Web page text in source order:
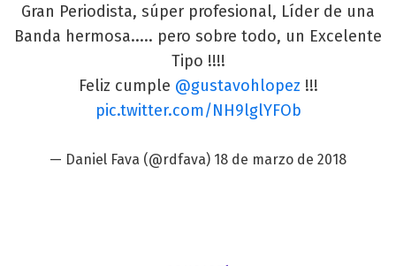
Gran Periodista, súper profesional, Líder de una
Banda hermosa..... pero sobre todo, un Excelente
Tipo !!!!
Feliz cumple @gustavohlopez !!!
pic.twitter.com/NH9lglYFOb
— Daniel Fava (@rdfava) 18 de marzo de 2018